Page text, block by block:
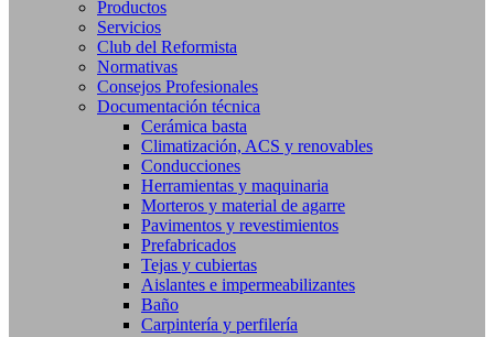
Productos
Servicios
Club del Reformista
Normativas
Consejos Profesionales
Documentación técnica
Cerámica basta
Climatización, ACS y renovables
Conducciones
Herramientas y maquinaria
Morteros y material de agarre
Pavimentos y revestimientos
Prefabricados
Tejas y cubiertas
Aislantes e impermeabilizantes
Baño
Carpintería y perfilería